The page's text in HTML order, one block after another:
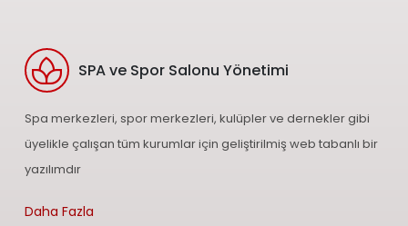
SPA ve Spor Salonu Yönetimi
Spa merkezleri, spor merkezleri, kulüpler ve dernekler gibi
üyelikle çalışan tüm kurumlar için geliştirilmiş web tabanlı bir
yazılımdır
Daha Fazla